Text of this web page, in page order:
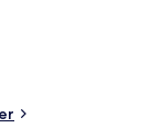
5 minutter væk
derfra.